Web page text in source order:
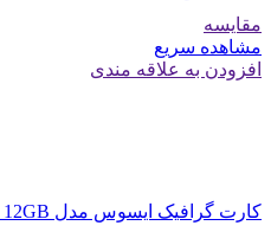
مقایسه
مشاهده سریع
افزودن به علاقه مندی
کارت گرافیک ایسوس مدل RTX 4070 TUF Gaming OC 12GB